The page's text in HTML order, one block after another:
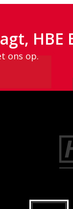
ons op.